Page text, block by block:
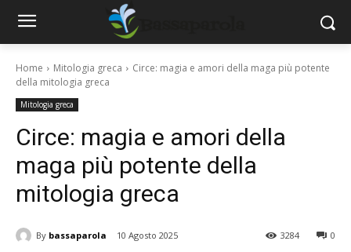
Home Mitologia greca
Circe: magia e amori della maga più potente
della mitologia greca
Mitologia greca
Circe: magia e amori della
maga più potente della
mitologia greca
By bassaparola 10 Agosto 2025 0
3284